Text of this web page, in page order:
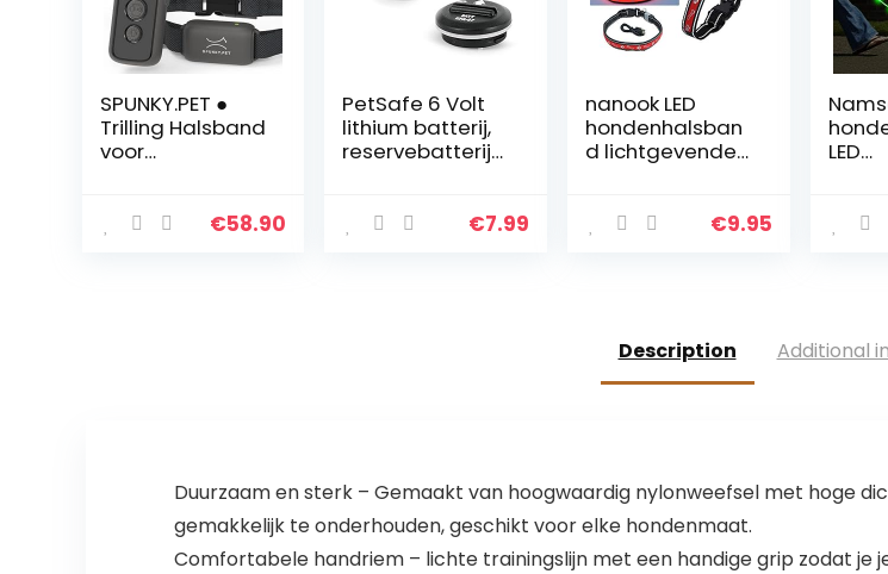
SPUNKY.PET ●
Trilling Halsband
voor
Oplaadbaar ●
€58.90
PetSafe 6 Volt
lithium batterij,
reservebatterij
multipack 2
€7.99
nanook LED
hondenhalsban
d lichtgevende
reflecterend –
(37-53 cm x 2,5
cm)
€9.95
LED
20
Description Additional
Duurzaam en sterk – Gemaakt van hoogwaardig nylonweefsel met hoge
gemakkelijk te onderhouden, geschikt voor elke hondenmaat.
Comfortabele handriem – lichte trainingslijn met een handige grip zodat je